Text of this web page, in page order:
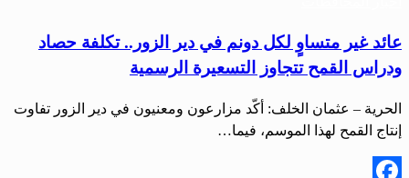
عائد غير متساوٍ لكل دونم في دير الزور.. تكلفة حصاد
ودراس القمح تتجاوز التسعيرة الرسمية
الحرية – عثمان الخلف: أكّد مزارعون ومعنيون في دير الزور تفاوت
إنتاج القمح لهذا الموسم، فيما…